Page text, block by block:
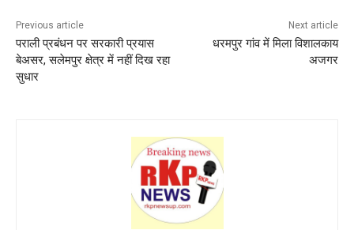
Previous article
पराली प्रबंधन पर सरकारी प्रयास
बेअसर, सलेमपुर क्षेत्र में नहीं दिख रहा
सुधार
Next article
धरमपुर गांव में मिला विशालकाय
अजगर